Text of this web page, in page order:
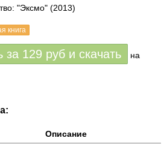
"Эксмо" (2013)
книга
за 129 руб и скачать
на
Описание